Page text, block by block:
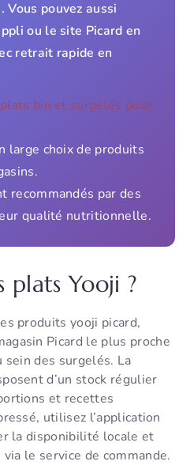
Vous pouvez aussi
ou le site Picard en
retrait rapide en
plats bio et surgelés pour
large choix de produits
recommandés par des
qualité nutritionnelle.
plats Yooji ?
produits yooji picard,
Picard le plus proche
sein des surgelés. La
d’un stock régulier
et recettes
utilisez l’application
la disponibilité locale et
le service de commande.